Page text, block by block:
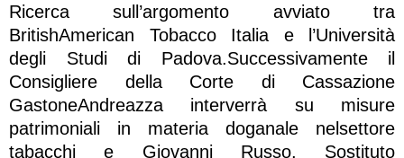
Ricerca sull’argomento avviato tra
BritishAmerican Tobacco Italia e l’Università
degli Studi di Padova.Successivamente il
Consigliere della Corte di Cassazione
GastoneAndreazza interverrà su misure
patrimoniali in materia doganale nelsettore
tabacchi e Giovanni Russo, Sostituto